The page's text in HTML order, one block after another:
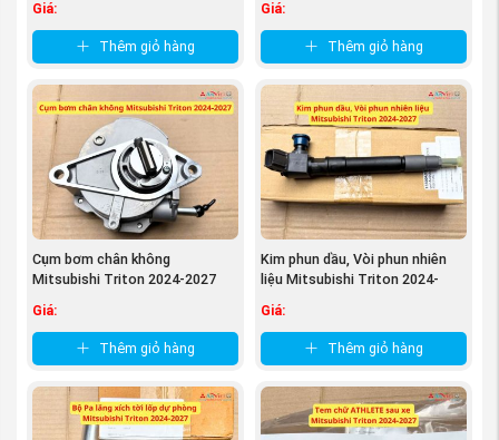
Giá:
Thêm giỏ hàng
Giá:
Thêm giỏ hàng
Cụm bơm chân không
Mitsubishi Triton 2024-2027
Giá:
Thêm giỏ hàng
Kim phun dầu, Vòi phun nhiên
liệu Mitsubishi Triton 2024-
Giá:
Thêm giỏ hàng